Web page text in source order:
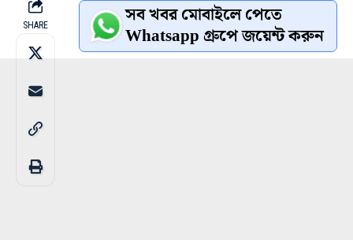
SHARE সব খবর মোবাইলে পেতে
Whatsapp গ্রুপে জয়েন্ট করুন